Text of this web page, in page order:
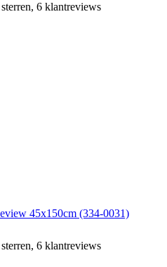
6 klantreviews
45x150cm (334-0031)
6 klantreviews